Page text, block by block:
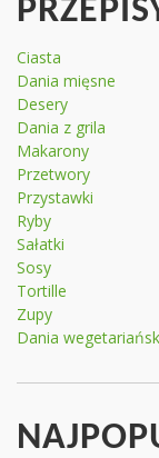
Ciasta
Dania mięsne
Desery
Dania z grila
Makarony
Przetwory
Przystawki
Ryby
Sałatki
Sosy
Tortille
Zupy
Dania